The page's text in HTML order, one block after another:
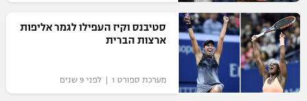
רשיון להקרנה פומבית לבית עסק
הצטרפות לחבילת הערוצים
לוח דרושים – ג'ובנט
סטיבנס וקיז העפילו לגמר אליפות
ארצות הברית
מערכת ספורט 1 | לפני 9 שנים